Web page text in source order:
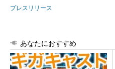
プレスリリース
あなたにおすすめ